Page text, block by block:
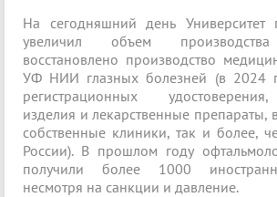
На сегодняшний день
увеличил объем производства
восстановлено производство
УФ НИИ глазных болезней (в 2024
регистрационных
изделия и лекарственные препараты,
собственные клиники, так и более,
России). В прошлом году
получили более 1000
несмотря на санкции и давление.